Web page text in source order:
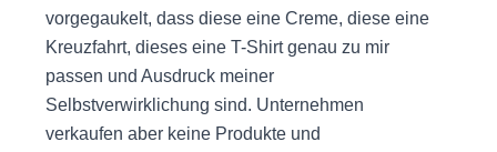
vorgegaukelt, dass diese eine Creme, diese eine
Kreuzfahrt, dieses eine T-Shirt genau zu mir
passen und Ausdruck meiner
Selbstverwirklichung sind. Unternehmen
verkaufen aber keine Produkte und